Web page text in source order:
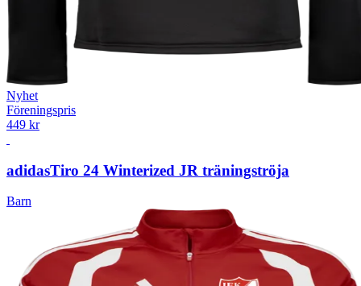
Nyhet
Föreningspris
449 kr
adidasTiro 24 Winterized JR träningströja
Barn